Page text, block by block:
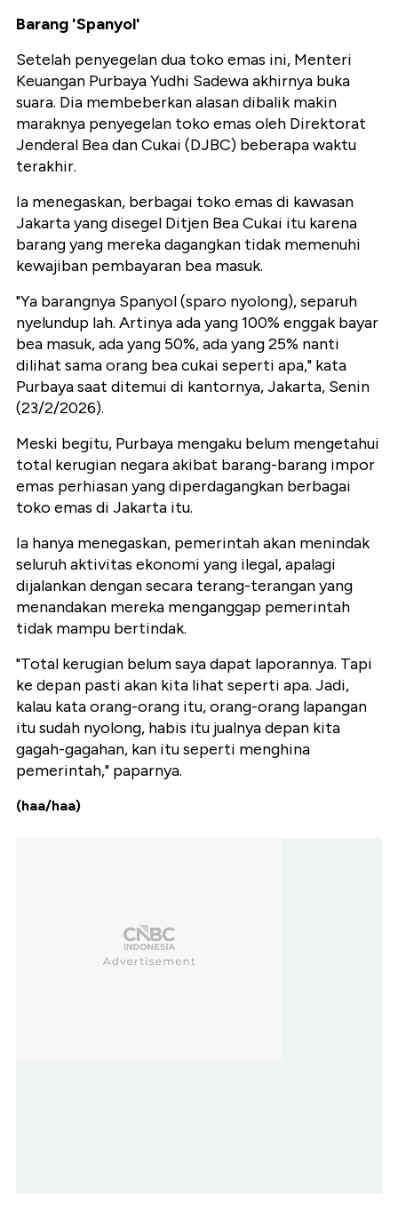
Barang 'Spanyol'
Setelah penyegelan dua toko emas ini, Menteri
Keuangan Purbaya Yudhi Sadewa akhirnya buka
suara. Dia membeberkan alasan dibalik makin
maraknya penyegelan toko emas oleh Direktorat
Jenderal Bea dan Cukai (DJBC) beberapa waktu
terakhir.
Ia menegaskan, berbagai toko emas di kawasan
Jakarta yang disegel Ditjen Bea Cukai itu karena
barang yang mereka dagangkan tidak memenuhi
kewajiban pembayaran bea masuk.
"Ya barangnya Spanyol (sparo nyolong), separuh
nyelundup lah. Artinya ada yang 100% enggak bayar
bea masuk, ada yang 50%, ada yang 25% nanti
dilihat sama orang bea cukai seperti apa," kata
Purbaya saat ditemui di kantornya, Jakarta, Senin
(23/2/2026).
Meski begitu, Purbaya mengaku belum mengetahui
total kerugian negara akibat barang-barang impor
emas perhiasan yang diperdagangkan berbagai
toko emas di Jakarta itu.
Ia hanya menegaskan, pemerintah akan menindak
seluruh aktivitas ekonomi yang ilegal, apalagi
dijalankan dengan secara terang-terangan yang
menandakan mereka menganggap pemerintah
tidak mampu bertindak.
"Total kerugian belum saya dapat laporannya. Tapi
ke depan pasti akan kita lihat seperti apa. Jadi,
kalau kata orang-orang itu, orang-orang lapangan
itu sudah nyolong, habis itu jualnya depan kita
gagah-gagahan, kan itu seperti menghina
pemerintah," paparnya.
(haa/haa)